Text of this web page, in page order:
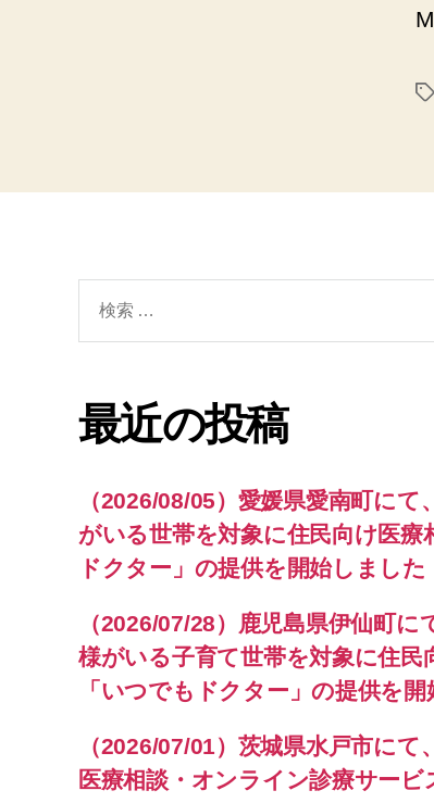
タ
最近の投稿
（2026/08/05）愛媛県愛南町に
がいる世帯を対象に住民向け医療
ドクター」の提供を開始しました
（2026/07/28）鹿児島県伊仙町
様がいる子育て世帯を対象に住民
「いつでもドクター」の提供を
（2026/07/01）茨城県水戸市に
医療相談・オンライン診療サー